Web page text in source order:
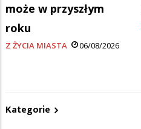
może w przyszłym
roku
Z ŻYCIA MIASTA 06/08/2026
Kategorie